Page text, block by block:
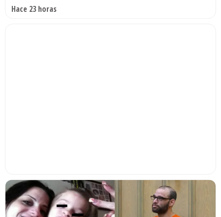
Hace 23 horas